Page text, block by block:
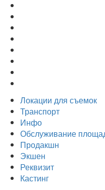
Локации для съемок
Транспорт
Инфо
Обслуживание
Продакшн
Экшен
Реквизит
Кастинг